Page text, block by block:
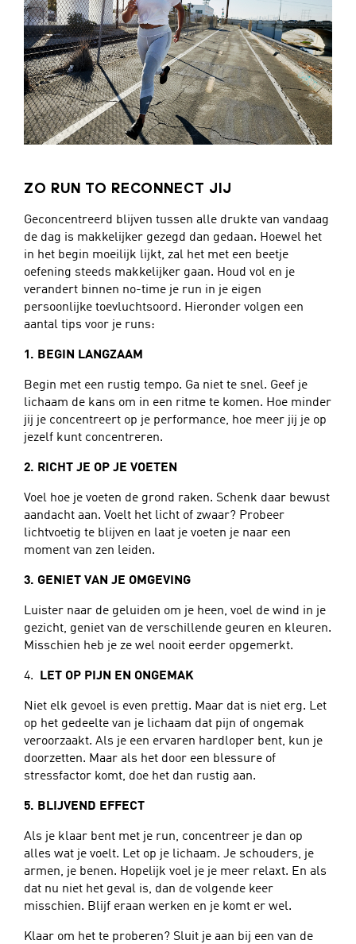
ZO RUN TO RECONNECT JIJ
Geconcentreerd blijven tussen alle drukte van vandaag
de dag is makkelijker gezegd dan gedaan. Hoewel het
in het begin moeilijk lijkt, zal het met een beetje
oefening steeds makkelijker gaan. Houd vol en je
verandert binnen no-time je run in je eigen
persoonlijke toevluchtsoord. Hieronder volgen een
aantal tips voor je runs:
1. BEGIN LANGZAAM
Begin met een rustig tempo. Ga niet te snel. Geef je
lichaam de kans om in een ritme te komen. Hoe minder
jij je concentreert op je performance, hoe meer jij je op
jezelf kunt concentreren.
2. RICHT JE OP JE VOETEN
Voel hoe je voeten de grond raken. Schenk daar bewust
aandacht aan. Voelt het licht of zwaar? Probeer
lichtvoetig te blijven en laat je voeten je naar een
moment van zen leiden.
3. GENIET VAN JE OMGEVING
Luister naar de geluiden om je heen, voel de wind in je
gezicht, geniet van de verschillende geuren en kleuren.
Misschien heb je ze wel nooit eerder opgemerkt.
4. LET OP PIJN EN ONGEMAK
Niet elk gevoel is even prettig. Maar dat is niet erg. Let
op het gedeelte van je lichaam dat pijn of ongemak
veroorzaakt. Als je een ervaren hardloper bent, kun je
doorzetten. Maar als het door een blessure of
stressfactor komt, doe het dan rustig aan.
5. BLIJVEND EFFECT
Als je klaar bent met je run, concentreer je dan op
alles wat je voelt. Let op je lichaam. Je schouders, je
armen, je benen. Hopelijk voel je je meer relaxt. En als
dat nu niet het geval is, dan de volgende keer
misschien. Blijf eraan werken en je komt er wel.
Klaar om het te proberen? Sluit je aan bij een van de